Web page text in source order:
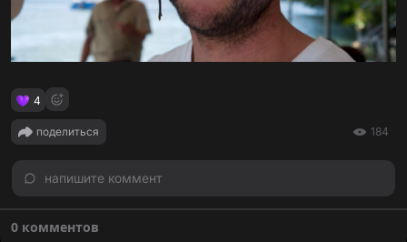
4
поделиться 184
напишите коммент
0 комментов